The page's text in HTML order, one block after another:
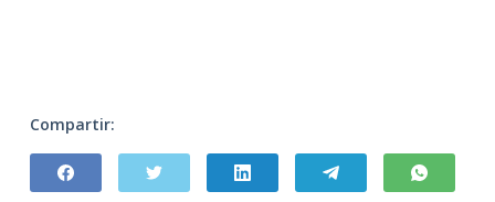
Compartir: